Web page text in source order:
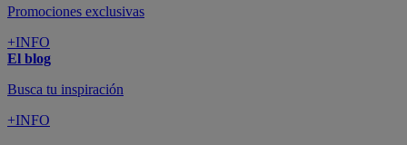
Promociones exclusivas
+INFO
El blog
Busca tu inspiración
+INFO